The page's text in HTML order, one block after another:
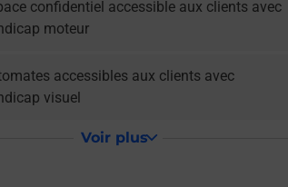
confidentiel accessible aux clients avec
moteur
accessibles aux clients avec
visuel
Voir plus